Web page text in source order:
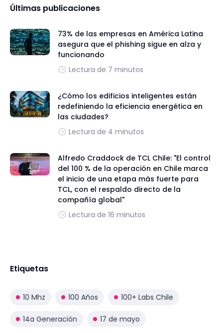
Últimas publicaciones
73% de las empresas en América Latina
asegura que el phishing sigue en alza y
funcionando
Lectura de 7 minutos
¿Cómo los edificios inteligentes están
redefiniendo la eficiencia energética en
las ciudades?
Lectura de 4 minutos
Alfredo Craddock de TCL Chile: "El control
del 100 % de la operación en Chile marca
el inicio de una etapa más fuerte para
TCL, con el respaldo directo de la
compañía global"
Lectura de 16 minutos
Etiquetas
10 Mhz 100 Años 100+ Labs Chile
14a Generación 17 de mayo